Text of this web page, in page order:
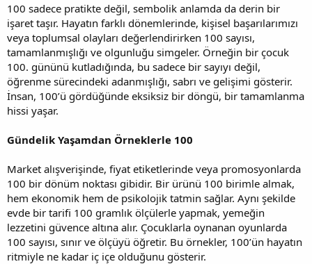
100 sadece pratikte değil, sembolik anlamda da derin bir
işaret taşır. Hayatın farklı dönemlerinde, kişisel başarılarımızı
veya toplumsal olayları değerlendirirken 100 sayısı,
tamamlanmışlığı ve olgunluğu simgeler. Örneğin bir çocuk
100. gününü kutladığında, bu sadece bir sayıyı değil,
öğrenme sürecindeki adanmışlığı, sabrı ve gelişimi gösterir.
İnsan, 100’ü gördüğünde eksiksiz bir döngü, bir tamamlanma
hissi yaşar.
Gündelik Yaşamdan Örneklerle 100
Market alışverişinde, fiyat etiketlerinde veya promosyonlarda
100 bir dönüm noktası gibidir. Bir ürünü 100 birimle almak,
hem ekonomik hem de psikolojik tatmin sağlar. Aynı şekilde
evde bir tarifi 100 gramlık ölçülerle yapmak, yemeğin
lezzetini güvence altına alır. Çocuklarla oynanan oyunlarda
100 sayısı, sınır ve ölçüyü öğretir. Bu örnekler, 100’ün hayatın
ritmiyle ne kadar iç içe olduğunu gösterir.